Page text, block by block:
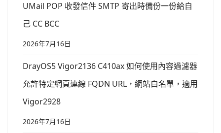
UMail POP 收發信件 SMTP 寄出時備份一份給自
己 CC BCC
2026年7月16日
DrayOS5 Vigor2136 C410ax 如何使用內容過濾器
允許特定網頁連線 FQDN URL，網站白名單，適用
Vigor2928
2026年7月16日